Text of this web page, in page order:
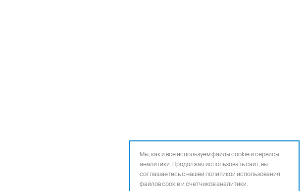
Мы, как и все используем файлы cookie и сервисы
аналитики. Продолжая использовать сайт, вы
соглашаетесь с нашейполитикой использования
файлов cookie и счетчиков аналитики.